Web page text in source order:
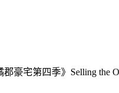
郡豪宅第四季》Selling the